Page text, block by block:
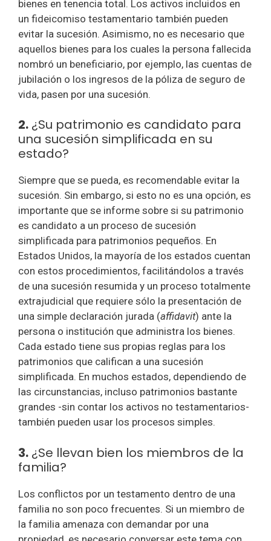
bienes en tenencia total. Los activos incluidos en
un fideicomiso testamentario también pueden
evitar la sucesión. Asimismo, no es necesario que
aquellos bienes para los cuales la persona fallecida
nombró un beneficiario, por ejemplo, las cuentas de
jubilación o los ingresos de la póliza de seguro de
vida, pasen por una sucesión.
2. ¿Su patrimonio es candidato para
una sucesión simplificada en su
estado?
Siempre que se pueda, es recomendable evitar la
sucesión. Sin embargo, si esto no es una opción, es
importante que se informe sobre si su patrimonio
es candidato a un proceso de sucesión
simplificada para patrimonios pequeños. En
Estados Unidos, la mayoría de los estados cuentan
con estos procedimientos, facilitándolos a través
de una sucesión resumida y un proceso totalmente
extrajudicial que requiere sólo la presentación de
una simple declaración jurada (affidavit) ante la
persona o institución que administra los bienes.
Cada estado tiene sus propias reglas para los
patrimonios que califican a una sucesión
simplificada. En muchos estados, dependiendo de
las circunstancias, incluso patrimonios bastante
grandes -sin contar los activos no testamentarios-
también pueden usar los procesos simples.
3. ¿Se llevan bien los miembros de la
familia?
Los conflictos por un testamento dentro de una
familia no son poco frecuentes. Si un miembro de
la familia amenaza con demandar por una